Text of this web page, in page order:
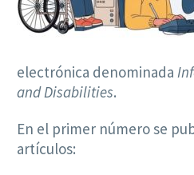
electrónica denominada
and Disabilities.
En el primer número se
artículos: